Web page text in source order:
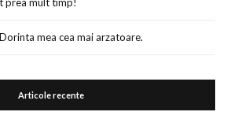
mea cea mai arzatoare.
Articole recente